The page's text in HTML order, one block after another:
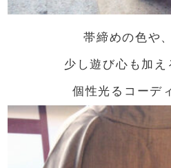
帯締めの色や
少し遊び心も加え
個性光るコーデ